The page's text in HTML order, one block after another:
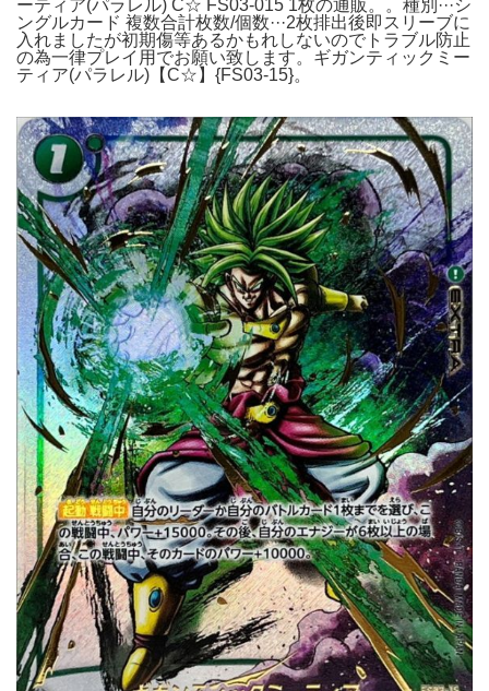
ーティア(パラレル) C☆ FS03-015 1枚の通販。。種別···シ
ングルカード 複数合計枚数/個数···2枚排出後即スリーブに
入れましたが初期傷等あるかもれしないのでトラブル防止
の為一律プレイ用でお願い致します。ギガンティックミー
ティア(パラレル)【C☆】{FS03-15}。